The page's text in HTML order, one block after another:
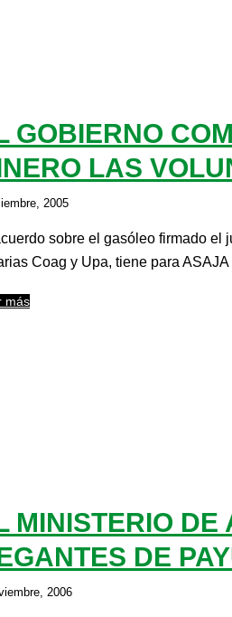
GOBIERNO
LAS
2005
sobre el gasóleo firmado el
Coag y Upa, tiene para
más
MINISTERIO
DE
2006